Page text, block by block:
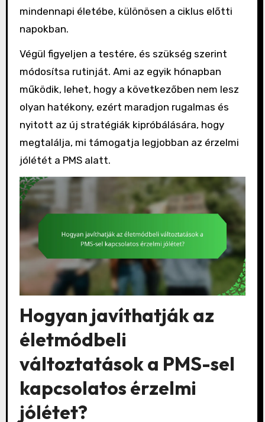
mindennapi életébe, különösen a ciklus előtti
napokban.
Végül figyeljen a testére, és szükség szerint
módosítsa rutinját. Ami az egyik hónapban
működik, lehet, hogy a következőben nem lesz
olyan hatékony, ezért maradjon rugalmas és
nyitott az új stratégiák kipróbálására, hogy
megtalálja, mi támogatja legjobban az érzelmi
jólétét a PMS alatt.
Hogyan javíthatják az
életmódbeli
változtatások a PMS-sel
kapcsolatos érzelmi
jólétet?